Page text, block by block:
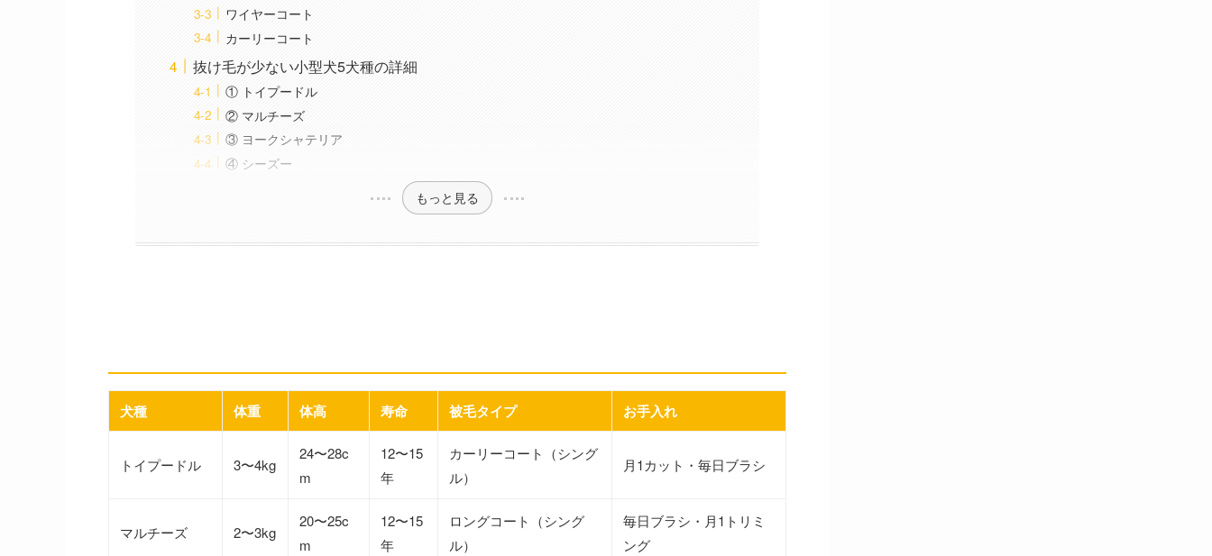
ワイヤーコート
カーリーコート
抜け毛が少ない小型犬5犬種の詳細
① トイプードル
② マルチーズ
③ ヨークシャテリア
④ シーズー
もっと見る
犬種 体重 体高 寿命 被毛タイプ お手入れ
トイプードル 3〜4kg
24〜28c
m
12〜15
年
カーリーコート（シング
ル）
月1カット・毎日ブラシ
マルチーズ 2〜3kg
20〜25c
m
12〜15
年
ロングコート（シング
ル）
毎日ブラシ・月1トリミ
ング